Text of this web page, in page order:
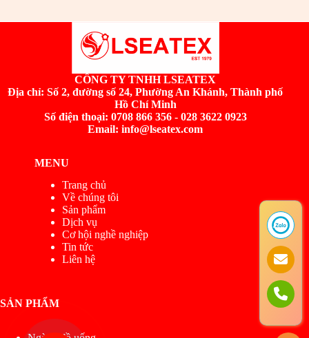
CÔNG TY TNHH LSEATEX
Địa chỉ: Số 2, đường số 24, Phường An Khánh, Thành phố
Hồ Chí Minh
Số điện thoại: 0708 866 356 - 028 3622 0923
Email: info@lseatex.com
MENU
Trang chủ
Về chúng tôi
Sản phẩm
Dịch vụ
Cơ hội nghề nghiệp
Tin tức
Liên hệ
SẢN PHẨM